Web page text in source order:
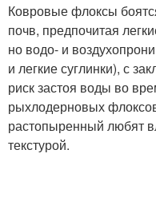
Ковровые флоксы
почв, предпочитая
но водо- и
и легкие суглинки), с
риск застоя воды во
рыхлодерновых
растопыренный любят
текстурой.